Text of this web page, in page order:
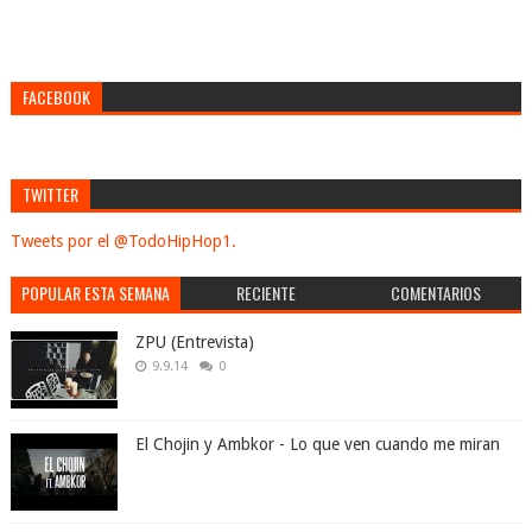
FACEBOOK
TWITTER
Tweets por el @TodoHipHop1.
POPULAR ESTA SEMANA RECIENTE COMENTARIOS
ZPU (Entrevista)
9.9.14 0
El Chojin y Ambkor - Lo que ven cuando me miran